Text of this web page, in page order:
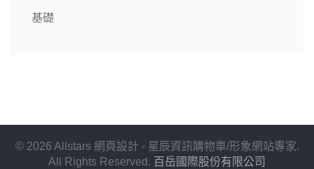
基礎
© 2026 Allstars 網頁設計 - 星辰資訊購物車/形象網站專家.
All Rights Reserved. 百岳國際股份有限公司